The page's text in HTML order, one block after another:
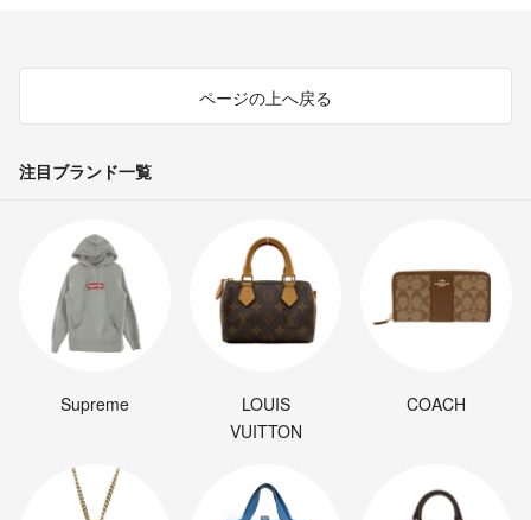
野菜の栽培と子育て優先に動いてますので、速やかなご連絡や返答が出
来ない事が多いです。申し訳ございませんm(_ _)m
自己紹介
岐阜県高山市にて標高800ｍを越える高冷地、美味しい空気と綺麗な
水で育てました。
是非、飛騨高山産トマトをお楽しみ下さいませ！
夫と2人で就農して18年、ハウスは40棟ほど。
です！！
ページの上へ戻る
注目ブランド一覧
Supreme
LOUIS
VUITTON
COACH